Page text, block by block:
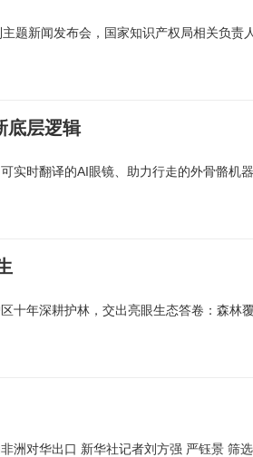
题新闻发布会，国家知识产权局相关负责
底层逻辑
实时翻译的AI眼镜、助力行走的外骨骼机
年深耕护林，交出亮眼生态答卷：森林
洲对华出口 新华社记者刘方强 严钰景 筛